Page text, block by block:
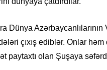
Dünya
çıxış ediblər. Onlar
paytaxtı olan Şuşaya